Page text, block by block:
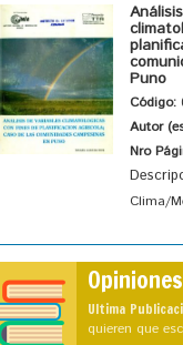
Puno
Código:
Autor
Nro
Clima/
Opiniones
Ultima
quieren que